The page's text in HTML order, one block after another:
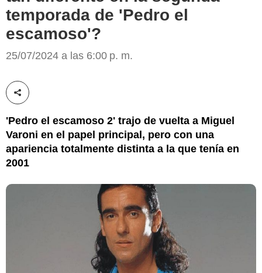
temporada de 'Pedro el
escamoso'?
25/07/2024 a las 6:00 p. m.
Compartir esta noticia
'Pedro el escamoso 2' trajo de vuelta a Miguel
Varoni en el papel principal, pero con una
apariencia totalmente distinta a la que tenía en
2001